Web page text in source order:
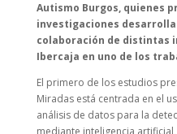
Autismo Burgos, quienes
investigaciones
colaboración de distintas
Ibercaja en uno de los
El primero de los estudios
Miradas está centrada en el
análisis de datos para la
mediante inteligencia